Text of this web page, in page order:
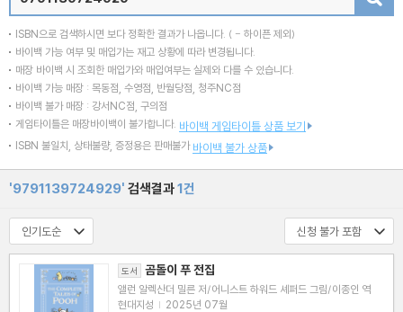
ISBN으로 검색하시면 보다 정확한 결과가 나옵니다. ( - 하이픈 제외)
바이백 가능 여부 및 매입가는 재고 상황에 따라 변경됩니다.
매장 바이백 시 조회한 매입가와 매입여부는 실제와 다를 수 있습니다.
바이백 가능 매장 : 목동점, 수영점, 반월당점, 청주NC점
바이백 불가 매장 : 강서NC점, 구의점
게임타이틀은 매장바이백이 불가합니다. 바이백 게임타이틀 상품 보기
ISBN 불일치, 상태불량, 증정용은 판매불가 바이백 불가 상품
'9791139724929' 검색결과1건
도서 곰돌이 푸 전집
앨런 알렉산더 밀른 저/어니스트 하워드 셰퍼드 그림/이종인 역
현대지성 | 2025년 07월